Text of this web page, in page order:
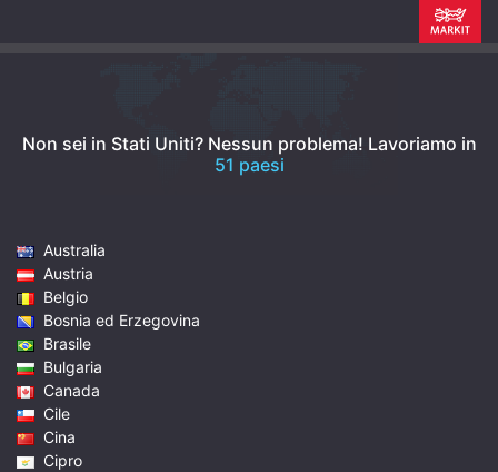
Non sei in Stati Uniti? Nessun problema! Lavoriamo in
51 paesi
Australia
Austria
Belgio
Bosnia ed Erzegovina
Brasile
Bulgaria
Canada
Cile
Cina
Cipro